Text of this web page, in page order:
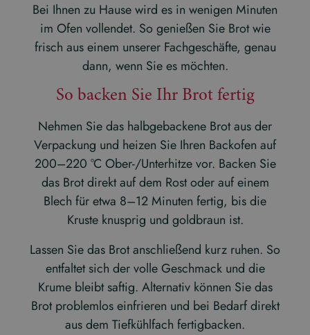
Bei Ihnen zu Hause wird es in wenigen Minuten
im Ofen vollendet. So genießen Sie Brot wie
frisch aus einem unserer Fachgeschäfte, genau
dann, wenn Sie es möchten.
So backen Sie Ihr Brot fertig
Nehmen Sie das halbgebackene Brot aus der
Verpackung und heizen Sie Ihren Backofen auf
200–220 °C Ober-/Unterhitze vor. Backen Sie
das Brot direkt auf dem Rost oder auf einem
Blech für etwa 8–12 Minuten fertig, bis die
Kruste knusprig und goldbraun ist.
Lassen Sie das Brot anschließend kurz ruhen. So
entfaltet sich der volle Geschmack und die
Krume bleibt saftig. Alternativ können Sie das
Brot problemlos einfrieren und bei Bedarf direkt
aus dem Tiefkühlfach fertigbacken.